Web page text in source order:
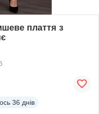
плаття з
36 днів